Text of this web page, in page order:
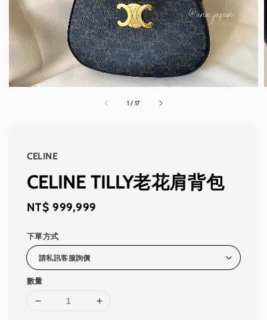
1 / 17
CELINE
CELINE TILLY老花肩背包
Regular
NT$ 999,999
下單方式
數量